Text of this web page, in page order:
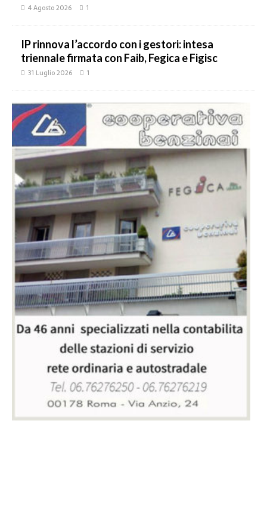
4 Agosto 2026 1
IP rinnova l’accordo con i gestori: intesa
triennale firmata con Faib, Fegica e Figisc
31 Luglio 2026 1